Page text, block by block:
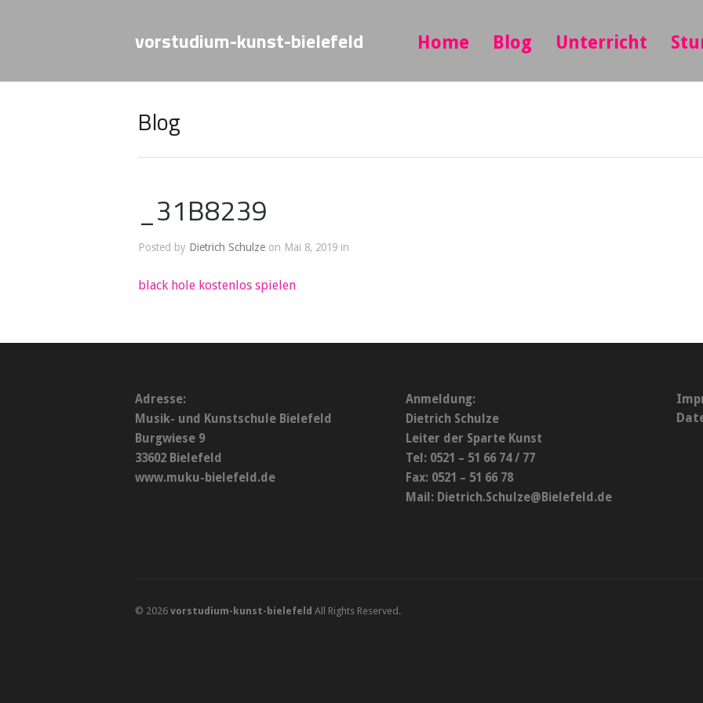
vorstudium-kunst-bielefeld Home Blog Unterricht
Blog
_31B8239
Posted by Dietrich Schulze on Mai 8, 2019 in
black hole kostenlos spielen
Adresse:
Musik- und Kunstschule Bielefeld
Burgwiese 9
33602 Bielefeld
www.muku-bielefeld.de
Anmeldung:
Dietrich Schulze
Leiter der Sparte Kunst
Tel: 0521 – 51 66 74 / 77
Fax: 0521 – 51 66 78
Mail: Dietrich.Schulze@Bielefeld.de
© 2026 vorstudium-kunst-bielefeld All Rights Reserved.